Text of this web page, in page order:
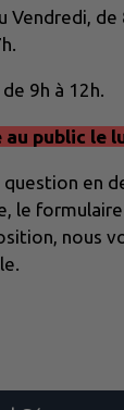
Vendredi,
9h à 12h.
au public le
en
le
nous